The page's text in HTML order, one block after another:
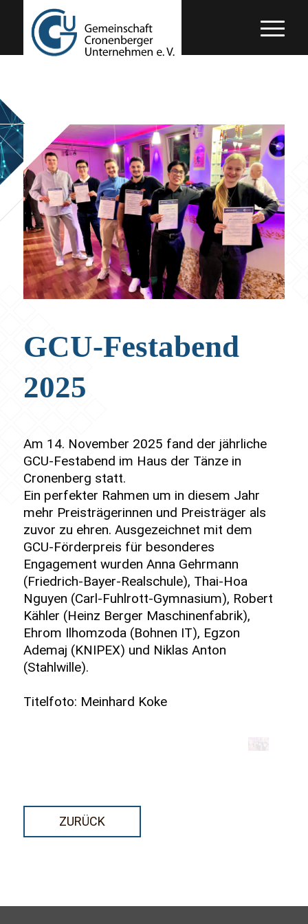
GCU-Festabend
2025
Am 14. November 2025 fand der jährliche
GCU-Festabend im Haus der Tänze in
Cronenberg statt.
Ein perfekter Rahmen um in diesem Jahr
mehr Preisträgerinnen und Preisträger als
zuvor zu ehren. Ausgezeichnet mit dem
GCU-Förderpreis für besonderes
Engagement wurden Anna Gehrmann
(Friedrich-Bayer-Realschule), Thai-Hoa
Nguyen (Carl-Fuhlrott-Gymnasium), Robert
Kähler (Heinz Berger Maschinenfabrik),
Ehrom Ilhomzoda (Bohnen IT), Egzon
Ademaj (KNIPEX) und Niklas Anton
(Stahlwille).
Titelfoto: Meinhard Koke
ZURÜCK